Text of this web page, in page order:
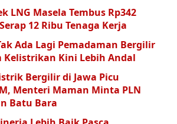
LNG Masela Tembus Rp342
12 Ribu Tenaga Kerja
Ada Lagi Pemadaman Bergilir
Kelistrikan Kini Lebih Andal
Bergilir di Jawa Picu
Menteri Maman Minta PLN
Batu Bara